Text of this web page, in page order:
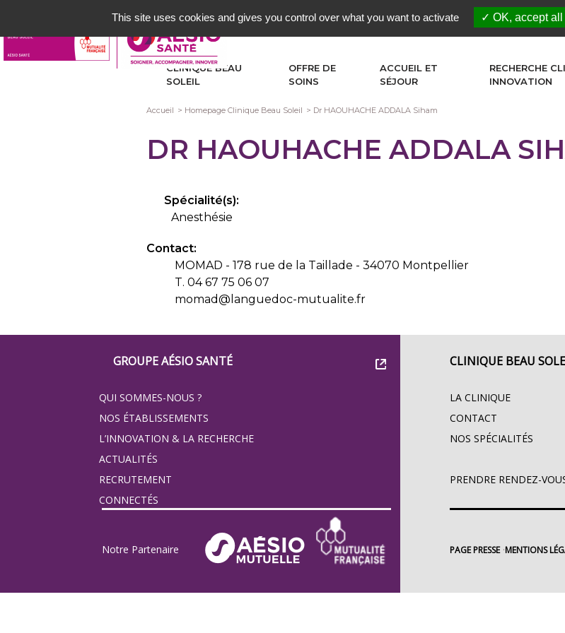
contenu
principal
CLINIQUE BEAU
SOLEIL
OFFRE DE
SOINS
ACCUEIL ET
SÉJOUR
RECHERCHE
INNOVATION
Fil
d'Ariane
Accueil Homepage Clinique Beau Soleil Dr HAOUHACHE ADDALA Siham
DR HAOUHACHE ADDALA
Spécialité(s):
Anesthésie
Contact:
MOMAD - 178 rue de la Taillade - 34070 Montpellier
T. 04 67 75 06 07
momad@languedoc-mutualite.fr
Footer
Groupe
Eovi
pour
les
minis
site
GROUPE AÉSIO SANTÉ
QUI SOMMES-NOUS ?
NOS ÉTABLISSEMENTS
L’INNOVATION & LA RECHERCHE
ACTUALITÉS
RECRUTEMENT
CONNECTÉS
Notre Partenaire
CLINIQUE BEAU
LA CLINIQUE
CONTACT
NOS SPÉCIALITÉS
PRENDRE RENDEZ-
PAGE PRESSE MENTIONS
This site uses cookies and gives you control over what you want to activate OK, accept all